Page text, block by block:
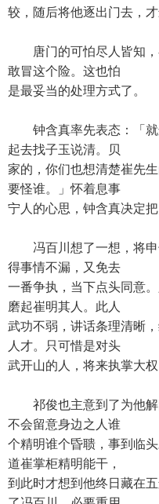
较，随后将他逐出门去，
唐门的可怕尽人皆知，
敢冒这个险。这也怕
是最妥当的处理方式了。
钟含真率先表态：「就
起去找子玉说清。贝
家的，你们也想清楚崔先
要怪谁。」怀着息事
宁人的心思，钟含真决定把
冯百川想了一想，将申
得事情不漏，又免去
一番争执，当下点头同意
磨起崔明其人。此人
武功不弱，讲话条理清晰
人才。只可惜是对头
武开山的人，将来执掌大权
祁俊也主意到了为他解
不会留意身边之人谁
个精明谁个昏聩，事到临
道崔掌柜精明能干，
到此时才想到他终日藏在